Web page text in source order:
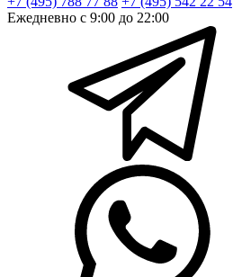
Ежедневно с 9:00 до 22:00